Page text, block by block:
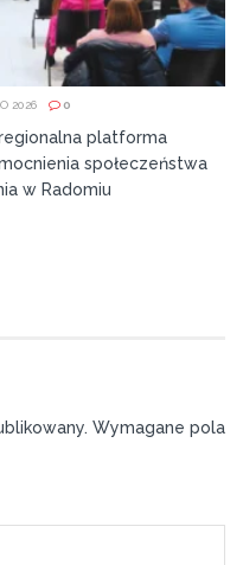
2026 0
platforma
społeczeństwa
w Radomiu
Wymagane pola